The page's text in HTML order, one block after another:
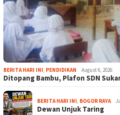
BERITA HARI INI, PENDIDIKAN August 6, 2026
Ditopang Bambu, Plafon SDN
BERITA HARI INI, BOGOR RAYA
Dewan Unjuk Taring